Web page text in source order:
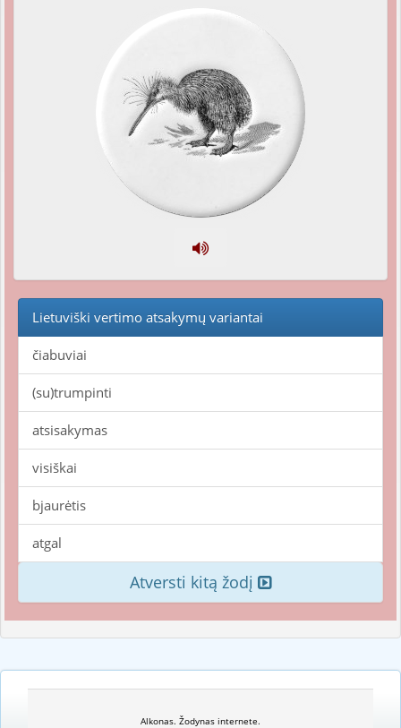
Lietuviški vertimo atsakymų variantai
čiabuviai
(su)trumpinti
atsisakymas
visiškai
bjaurėtis
atgal
Atversti kitą žodį
Alkonas. Žodynas internete.